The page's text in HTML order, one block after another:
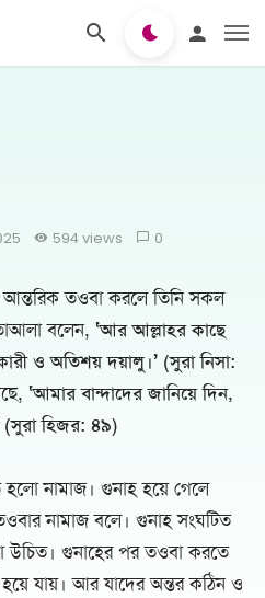
594 views 0
তওবা করলে তিনি সকল
বলেন, ‘আর আল্লাহর কাছে
ও অতিশয় দয়ালু।’ (সুরা নিসা:
‘আমার বান্দাদের জানিয়ে দিন,
হিজর: ৪৯)
নামাজ। গুনাহ হয়ে গেলে
নামাজ বলে। গুনাহ সংঘটিত
উচিত। গুনাহের পর তওবা করতে
যায়। আর যাদের অন্তর কঠিন ও